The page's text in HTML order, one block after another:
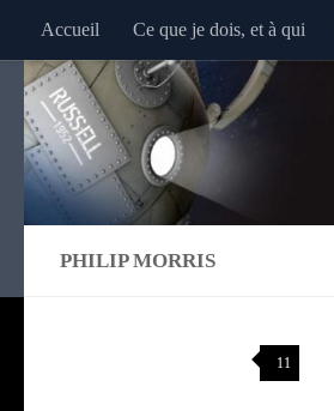
Au dessous du contenu
Accueil Ce que je dois, et à qui
PHILIP MORRIS
11